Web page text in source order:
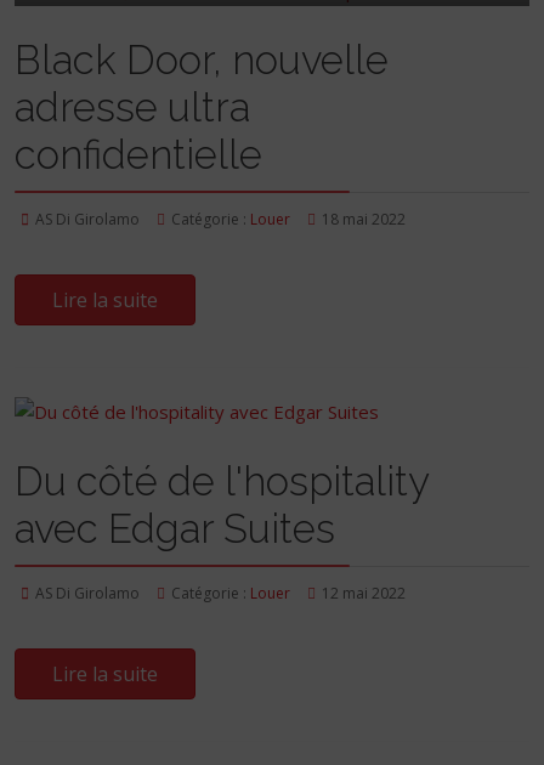
Black Door, nouvelle
adresse ultra
confidentielle
AS Di Girolamo Catégorie : Louer 18 mai 2022
Lire la suite
Du côté de l'hospitality
avec Edgar Suites
AS Di Girolamo Catégorie : Louer 12 mai 2022
Lire la suite